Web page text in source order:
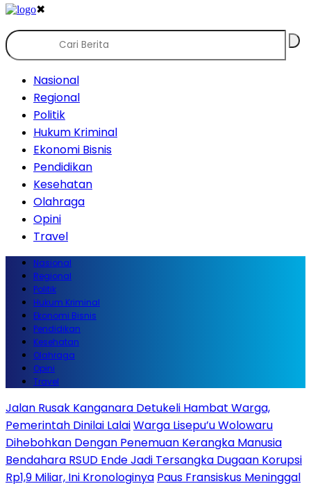
✖
Nasional
Regional
Politik
Hukum Kriminal
Ekonomi Bisnis
Pendidikan
Kesehatan
Olahraga
Opini
Travel
Nasional
Regional
Politik
Hukum Kriminal
Ekonomi Bisnis
Pendidikan
Kesehatan
Olahraga
Opini
Travel
Jalan Rusak Kanganara Detukeli Hambat Warga,
Pemerintah Dinilai LalaiWarga Lisepu’u Wolowaru
Dihebohkan Dengan Penemuan Kerangka Manusia
Bendahara RSUD Ende Jadi Tersangka Dugaan Korupsi
Rp1,9 Miliar, Ini Kronologinya Paus Fransiskus Meninggal